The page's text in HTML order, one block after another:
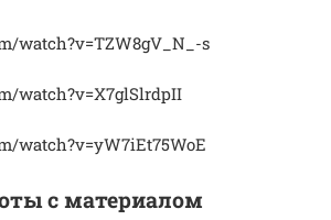
watch?v=TZW8gV_N_-s
watch?v=X7glSlrdpII
watch?v=yW7iEt75WoE
с материалом